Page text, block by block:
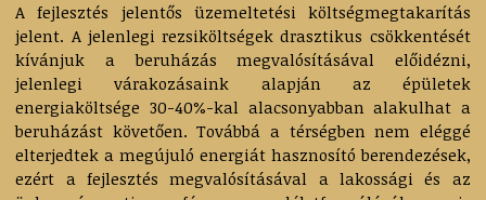
A fejlesztés jelentős üzemeltetési költségmegtakarítás
jelent. A jelenlegi rezsiköltségek drasztikus csökkentését
kívánjuk a beruházás megvalósításával előidézni,
jelenlegi várakozásaink alapján az épületek
energiaköltsége 30-40%-kal alacsonyabban alakulhat a
beruházást követően. Továbbá a térségben nem eléggé
elterjedtek a megújuló energiát hasznosító berendezések,
ezért a fejlesztés megvalósításával a lakossági és az